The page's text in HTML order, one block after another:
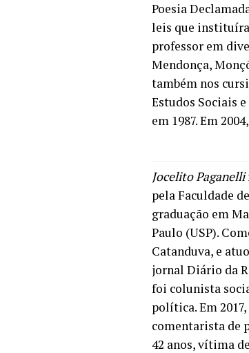
Poesia
leis que
professor em
Mendonça,
também nos
Estudos Sociais
em 1987. Em
Jocelito Paganelli
pela Faculdade
graduação em
Paulo (USP).
Catanduva, e
jornal Diário da
foi colunista
política. Em
comentarista de
42 anos, vítima